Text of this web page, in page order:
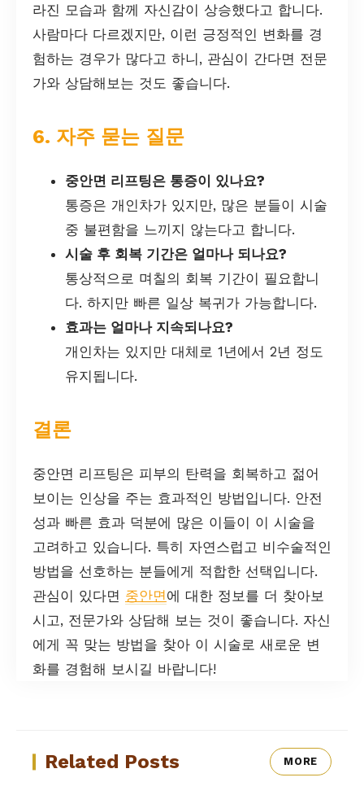
라진 모습과 함께 자신감이 상승했다고 합니다.
사람마다 다르겠지만, 이런 긍정적인 변화를 경
험하는 경우가 많다고 하니, 관심이 간다면 전문
가와 상담해보는 것도 좋습니다.
6. 자주 묻는 질문
중안면 리프팅은 통증이 있나요?
통증은 개인차가 있지만, 많은 분들이 시술
중 불편함을 느끼지 않는다고 합니다.
시술 후 회복 기간은 얼마나 되나요?
통상적으로 며칠의 회복 기간이 필요합니
다. 하지만 빠른 일상 복귀가 가능합니다.
효과는 얼마나 지속되나요?
개인차는 있지만 대체로 1년에서 2년 정도
유지됩니다.
결론
중안면 리프팅은 피부의 탄력을 회복하고 젊어
보이는 인상을 주는 효과적인 방법입니다. 안전
성과 빠른 효과 덕분에 많은 이들이 이 시술을
고려하고 있습니다. 특히 자연스럽고 비수술적인
방법을 선호하는 분들에게 적합한 선택입니다.
관심이 있다면 중안면에 대한 정보를 더 찾아보
시고, 전문가와 상담해 보는 것이 좋습니다. 자신
에게 꼭 맞는 방법을 찾아 이 시술로 새로운 변
화를 경험해 보시길 바랍니다!
Related Posts MORE